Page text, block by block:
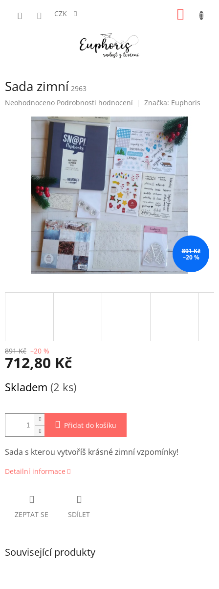
CZK
Sada zimní 2963
Průměrné
produktu
Neohodnoceno Podrobnosti hodnocení Značka: Euphoris
891 Kč
–20 %
891 Kč –20 %
712,80 Kč
cena:
Skladem (2 ks)
Přidat do košíku
Sada s kterou vytvoříš krásné zimní vzpomínky!
Detailní informace
ZEPTAT SE SDÍLET
Související produkty